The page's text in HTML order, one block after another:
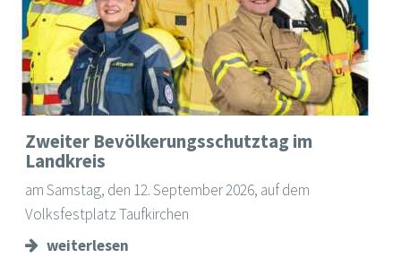
Zweiter Bevölkerungsschutztag im
Landkreis
am Samstag, den 12. September 2026, auf dem
Volksfestplatz Taufkirchen
weiterlesen